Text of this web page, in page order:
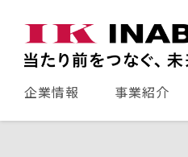
企業情報 事業紹介